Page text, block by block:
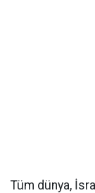
Tüm dünya,